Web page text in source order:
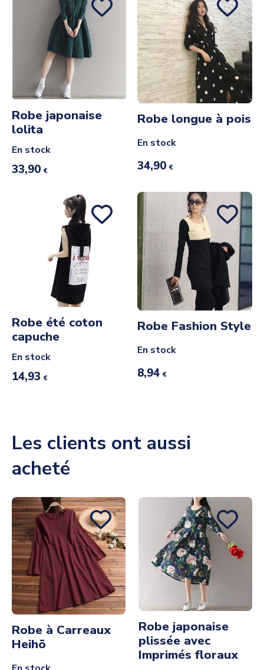
Robe japonaise
lolita
En stock
33,90 €
Robe longue à pois
En stock
34,90 €
Robe été coton
capuche
En stock
14,93 €
Robe Fashion Style
En stock
8,94 €
Les clients ont aussi
acheté
Robe à Carreaux
Heihō
Robe japonaise
plissée avec
Imprimés floraux